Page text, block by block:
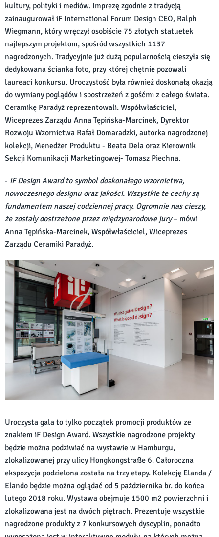
kultury, polityki i mediów. Imprezę zgodnie z tradycją
zainaugurował iF International Forum Design CEO, Ralph
Wiegmann, który wręczył osobiście 75 złotych statuetek
najlepszym projektom, spośród wszystkich 1137
nagrodzonych. Tradycyjnie już dużą popularnością cieszyła się
dedykowana ścianka foto, przy której chętnie pozowali
laureaci konkursu. Uroczystość była również doskonałą okazją
do wymiany poglądów i spostrzeżeń z gośćmi z całego świata.
Ceramikę Paradyż reprezentowali: Współwłaściciel,
Wiceprezes Zarządu Anna Tępińska-Marcinek, Dyrektor
Rozwoju Wzornictwa Rafał Domaradzki, autorka nagrodzonej
kolekcji, Menedżer Produktu - Beata Dela oraz Kierownik
Sekcji Komunikacji Marketingowej- Tomasz Piechna.
- iF Design Award to symbol doskonałego wzornictwa,
nowoczesnego designu oraz jakości. Wszystkie te cechy są
fundamentem naszej codziennej pracy. Ogromnie nas cieszy,
że zostały dostrzeżone przez międzynarodowe jury– mówi
Anna Tępińska-Marcinek, Współwłaściciel, Wiceprezes
Zarządu Ceramiki Paradyż.
Uroczysta gala to tylko początek promocji produktów ze
znakiem iF Design Award. Wszystkie nagrodzone projekty
będzie można podziwiać na wystawie w Hamburgu,
zlokalizowanej przy ulicy Hongkongstraße 6. Całoroczna
ekspozycja podzielona została na trzy etapy. Kolekcję Elanda /
Elando będzie można oglądać od 5 października br. do końca
lutego 2018 roku. Wystawa obejmuje 1500 m2 powierzchni i
zlokalizowana jest na dwóch piętrach. Prezentuje wszystkie
nagrodzone produkty z 7 konkursowych dyscyplin, ponadto